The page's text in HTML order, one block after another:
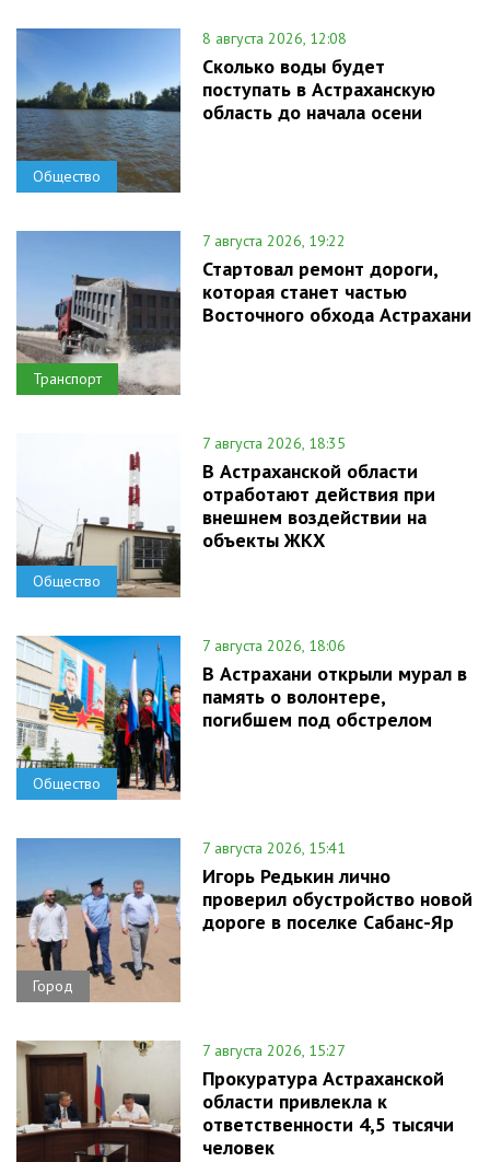
Общество
8 августа 2026, 12:08
Сколько воды будет
поступать в Астраханскую
область до начала осени
Транспорт
7 августа 2026, 19:22
Стартовал ремонт дороги,
которая станет частью
Восточного обхода Астрахани
Общество
7 августа 2026, 18:35
В Астраханской области
отработают действия при
внешнем воздействии на
объекты ЖКХ
Общество
7 августа 2026, 18:06
В Астрахани открыли мурал в
память о волонтере,
погибшем под обстрелом
Город
7 августа 2026, 15:41
Игорь Редькин лично
проверил обустройство новой
дороге в поселке Сабанс-Яр
7 августа 2026, 15:27
Прокуратура Астраханской
области привлекла к
ответственности 4,5 тысячи
человек